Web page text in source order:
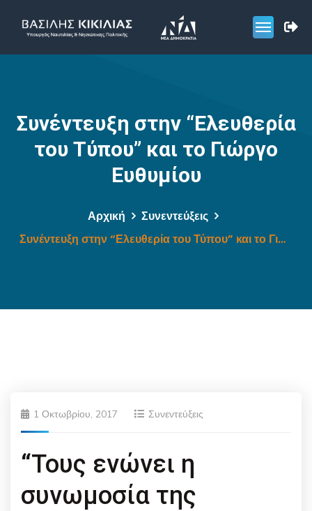
Συνέντευξη στην “Ελευθερία
του Τύπου” και το Γιώργο
Ευθυμίου
Αρχική
Συνεντεύξεις
Συνέντευξη στην “Ελευθερία του Τύπου” και το Γιώργο Ευθυμίου
1 Οκτωβρίου, 2017 Συνεντεύξεις
“Τους ενώνει η
συνωμοσία της